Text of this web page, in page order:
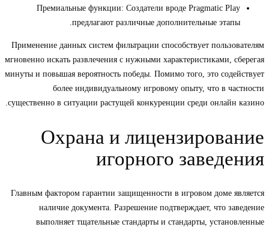
Премиальные функции: Создатели вроде Pragmatic Play
предлагают различные дополнительные этапы.
Применение данных систем фильтрации способствует пользователям
мгновенно искать развлечения с нужными характеристиками, сберегая
минуты и повышая вероятность победы. Помимо того, это содействует
более индивидуальному игровому опыту, что в частности
существенно в ситуации растущей конкуренции среди онлайн казино.
Охрана и лицензирование
игорного заведения
Главным фактором гарантии защищенности в игровом доме является
наличие документа. Разрешение подтверждает, что заведение
выполняет тщательные стандарты и стандарты, установленные